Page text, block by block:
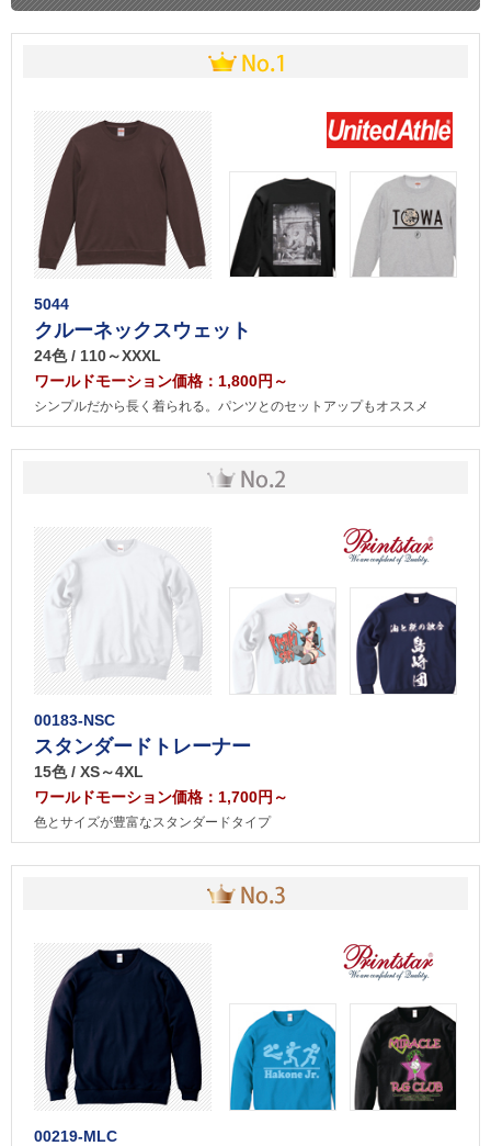
5044
クルーネックスウェット
24色 / 110～XXXL
ワールドモーション価格：1,800円～
シンプルだから長く着られる。パンツとのセットアップもオススメ
00183-NSC
スタンダードトレーナー
15色 / XS～4XL
ワールドモーション価格：1,700円～
色とサイズが豊富なスタンダードタイプ
00219-MLC